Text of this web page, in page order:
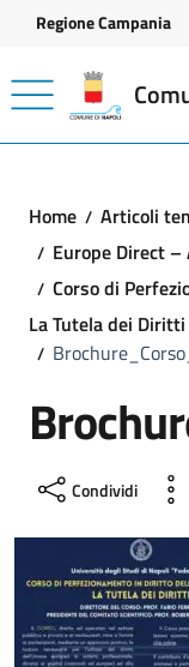
Vai ai contenuti
Vai al footer
Regione Campania
Home
Articoli
Europe Direct
Corso di
La Tutela dei Diritti
Condividi